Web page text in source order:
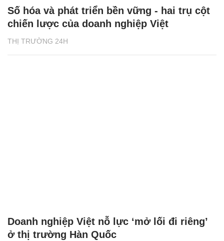
THỊ TRƯỜNG 24H
Số hóa và phát triển bền vững - hai trụ cột
chiến lược của doanh nghiệp Việt
Doanh nghiệp Việt nỗ lực ‘mở lối đi riêng’
ở thị trường Hàn Quốc